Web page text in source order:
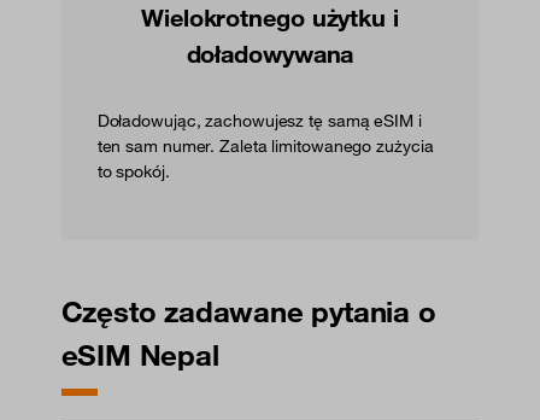
Wielokrotnego użytku i
doładowywana
Doładowując, zachowujesz tę samą eSIM i
ten sam numer. Zaleta limitowanego zużycia
to spokój.
Często zadawane pytania o
eSIM Nepal